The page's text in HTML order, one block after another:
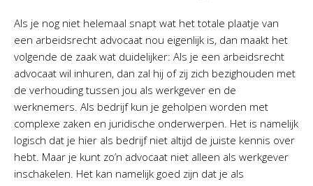
Als je nog niet helemaal snapt wat het totale plaatje van
een arbeidsrecht advocaat nou eigenlijk is, dan maakt het
volgende de zaak wat duidelijker: Als je een arbeidsrecht
advocaat wil inhuren, dan zal hij of zij zich bezighouden met
de verhouding tussen jou als werkgever en de
werknemers. Als bedrijf kun je geholpen worden met
complexe zaken en juridische onderwerpen. Het is namelijk
logisch dat je hier als bedrijf niet altijd de juiste kennis over
hebt. Maar je kunt zo’n advocaat niet alleen als werkgever
inschakelen. Het kan namelijk goed zijn dat je als